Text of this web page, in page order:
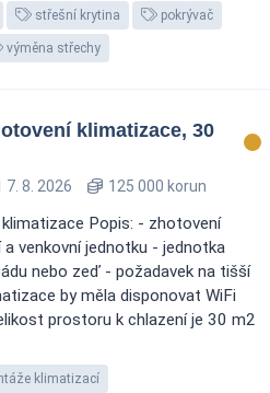
střešní krytina pokrývač
výměna střechy
klimatizace, 30
7. 8. 2026 125 000 korun
Popis: - zhotovení
venkovní jednotku - jednotka
nebo zeď - požadavek na tišší
by měla disponovat WiFi
prostoru k chlazení je 30 m2
klimatizací